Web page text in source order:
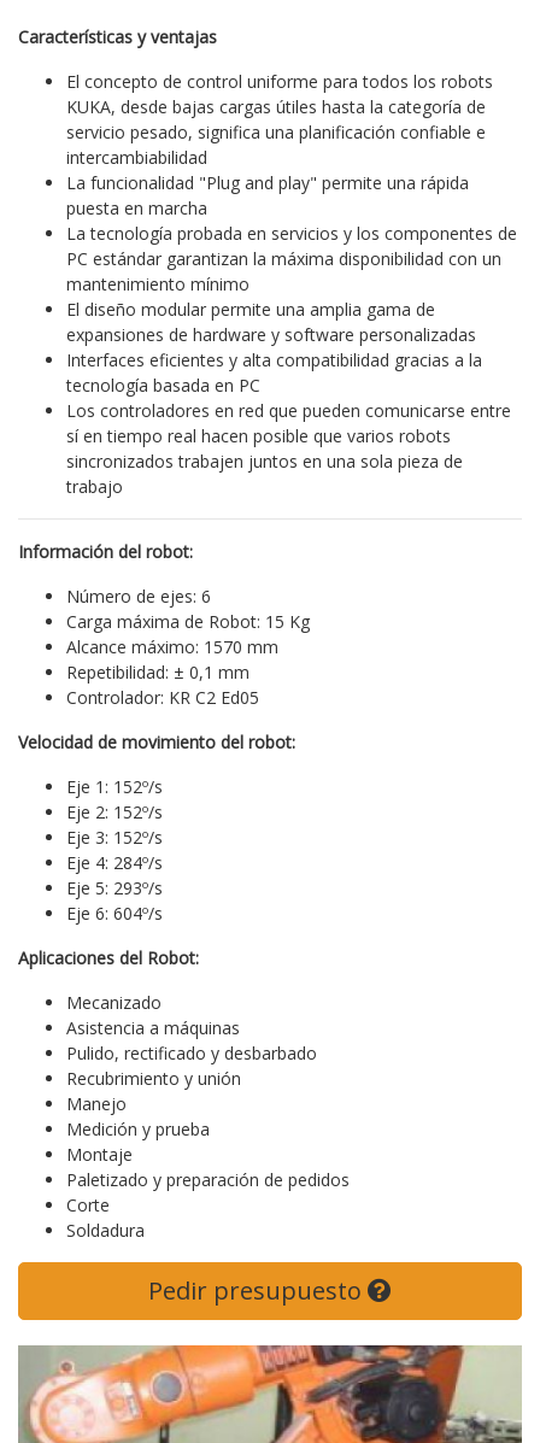
Características y ventajas
El concepto de control uniforme para todos los robots
KUKA, desde bajas cargas útiles hasta la categoría de
servicio pesado, significa una planificación confiable e
intercambiabilidad
La funcionalidad "Plug and play" permite una rápida
puesta en marcha
La tecnología probada en servicios y los componentes de
PC estándar garantizan la máxima disponibilidad con un
mantenimiento mínimo
El diseño modular permite una amplia gama de
expansiones de hardware y software personalizadas
Interfaces eficientes y alta compatibilidad gracias a la
tecnología basada en PC
Los controladores en red que pueden comunicarse entre
sí en tiempo real hacen posible que varios robots
sincronizados trabajen juntos en una sola pieza de
trabajo
Información del robot:
Número de ejes: 6
Carga máxima de Robot: 15 Kg
Alcance máximo: 1570 mm
Repetibilidad: ± 0,1 mm
Controlador: KR C2 Ed05
Velocidad de movimiento del robot:
Eje 1: 152º/s
Eje 2: 152º/s
Eje 3: 152º/s
Eje 4: 284º/s
Eje 5: 293º/s
Eje 6: 604º/s
Aplicaciones del Robot:
Mecanizado
Asistencia a máquinas
Pulido, rectificado y desbarbado
Recubrimiento y unión
Manejo
Medición y prueba
Montaje
Paletizado y preparación de pedidos
Corte
Soldadura
Pedir presupuesto